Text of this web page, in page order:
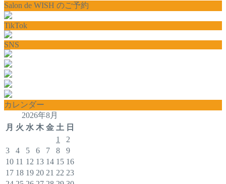
Salon de WISH のご予約
TikTok
SNS
カレンダー
2026年8月
月 火 水 木 金 土 日
1
2
3
4 5 6 7 8
9
10 11 12 13 14 15 16
17 18 19 20 21 22 23